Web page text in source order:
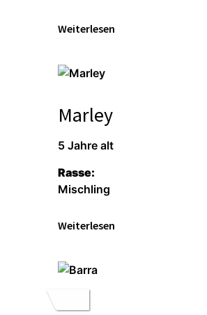
Wei­ter­le­sen
Marley
5 Jah­re alt
Ras­se:
Misch­ling
Wei­ter­le­sen